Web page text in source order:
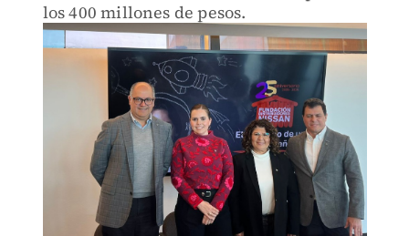
los 400 millones de pesos.